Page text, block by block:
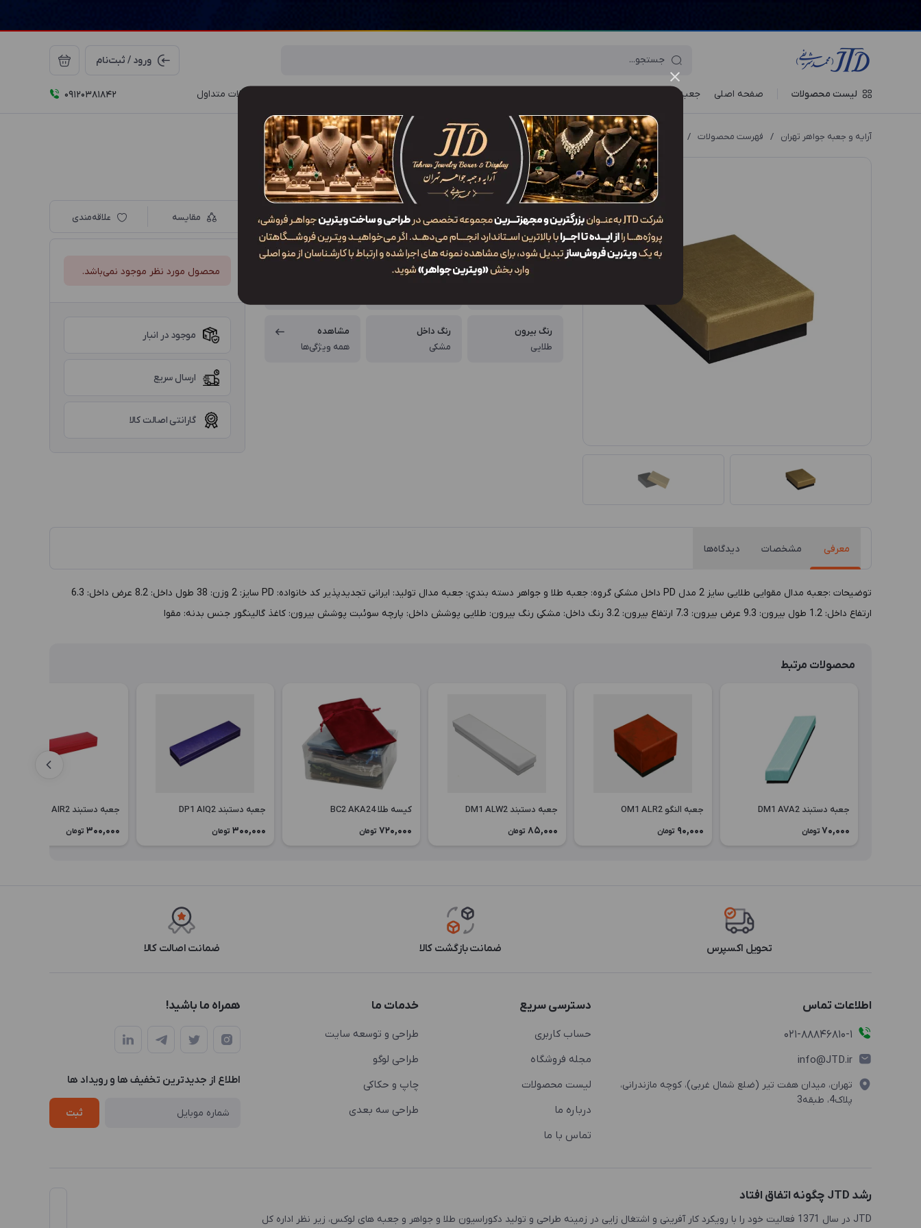
ورود / ثبت‌نام
لیست محصولات صفحه اصلی جعبه‌ ها سوالات متداول 09120381842
آرایه و جعبه جواهر تهران / فهرست محصولات / جعبه مدال MM2 PDG2
جعبه مدال MM2 PDG2
ویژگی‌ها
کد محصول
کاربرد
رنگ بیرون
طلایی
رنگ داخل
مشکی
مشاهده
همه ویژگی‌ها
مقایسه علاقه‌مندی
محصول مورد نظر موجود نمی‌باشد.
موجود در انبار
ارسال سریع
گارانتی اصالت کالا
معرفی مشخصات دیدگاه‌ها
توضيحات :جعبه مدال مقوایی طلایی سایز 2 مدل PD داخل مشکی گروه: جعبه طلا و جواهر دسته بندي: جعبه مدال توليد: ایرانی تجدیدپذیر کد خانواده: PD سايز: 2 وزن: 38 طول داخل: 8.2 عرض داخل: 6.3
ارتفاع داخل: 1.2 طول بيرون: 9.3 عرض بيرون: 7.3 ارتفاع بيرون: 3.2 رنگ داخل: مشکی رنگ بيرون: طلایی پوشش داخل: پارچه سوئبت پوشش بيرون: کاغذ گالینگور جنس بدنه: مقوا
محصولات مرتبط
جعبه دستبند DM1 AVA2
70,000 تومان
جعبه النگو OM1 ALR2
90,000 تومان
جعبه دستبند DM1 ALW2
85,000 تومان
کیسه طلا BC2 AKA24
720,000 تومان
جعبه دستبند DP1 AIQ2
300,000 تومان
جعبه دستبند DP1 AIR2
300,000 تومان
تحویل اکسپرس ضمانت بازگشت کالا ضمانت اصالت کالا
اطلاعات تماس
021-88846810-1
info@JTD.ir
تهران، میدان هفت تیر (ضلع شمال غربی)، کوچه مازندرانی،
پلاک4، طبقه3
دسترسی سریع
حساب کاربری
مجله فروشگاه
لیست محصولات
درباره ما
تماس با ما
خدمات ما
طراحی و توسعه سایت
طراحی لوگو
چاپ و حکاکی
طراحی سه بعدی
همراه ما باشید!
اطلاع از جدیدترین تخفیف ها و رویداد ها
ثبت
رشد JTD چگونه اتفاق افتاد
JTD در سال 1371 فعالیت خود را با رویکرد کار آفرینی و اشتغال زایی در زمینه طراحی و تولید دکوراسیون طلا و جواهر و جعبه های لوکس، زیر نظر اداره کل